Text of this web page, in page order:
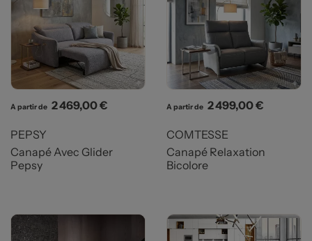
A partir de Prix
2 469,00 €
PEPSY
Canapé Avec Glider
Pepsy
A partir de Prix
2 499,00 €
COMTESSE
Canapé Relaxation
Bicolore